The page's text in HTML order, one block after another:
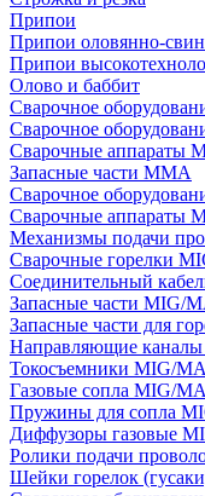
Припои
Припои оловянно-
Припои
Олово и баббит
Сварочное
Сварочное
Сварочные аппараты
Запасные части MMA
Сварочное
Сварочные аппараты
Механизмы подачи
Сварочные горелки
Соединительный
Запасные части MIG/
Запасные части для
Направляющие
Токосъемники MIG/
Газовые сопла MIG/
Пружины для сопла
Диффузоры газовые
Ролики подачи
Шейки горелок